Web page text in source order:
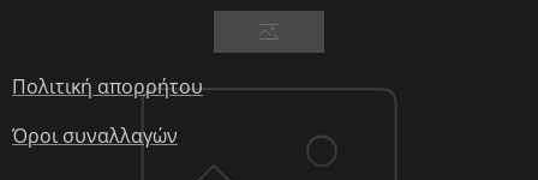
Πολιτική απορρήτου
Όροι συναλλαγών